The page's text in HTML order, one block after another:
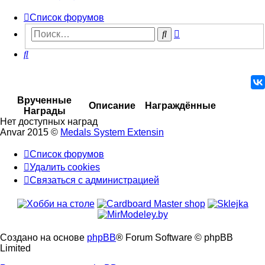
Список форумов
Поиск
Поиск
Врученные
Награды
Описание
Награждённые
Нет доступных наград
Anvar 2015 © Medals System Extensin
Список форумов
Удалить cookies
Связаться
администрацией
Связаться с администрацией
Создано на основе phpBB® Forum Software © phpBB
Limited